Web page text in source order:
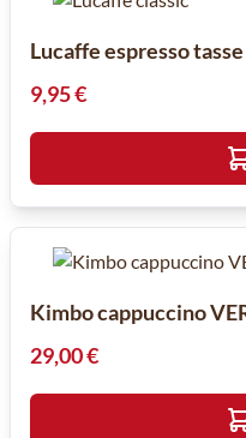
Lucaffe espresso
9,95 €
Kimbo cappuccino
29,00 €